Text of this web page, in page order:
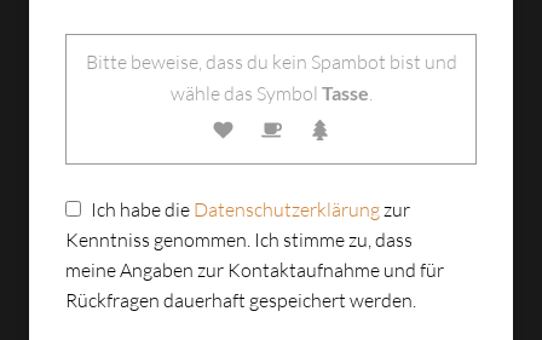
Bitte beweise, dass du kein Spambot bist und
wähle das Symbol Tasse.
Ich habe die Datenschutzerklärungzur
Kenntniss genommen. Ich stimme zu, dass
meine Angaben zur Kontaktaufnahme und für
Rückfragen dauerhaft gespeichert werden.